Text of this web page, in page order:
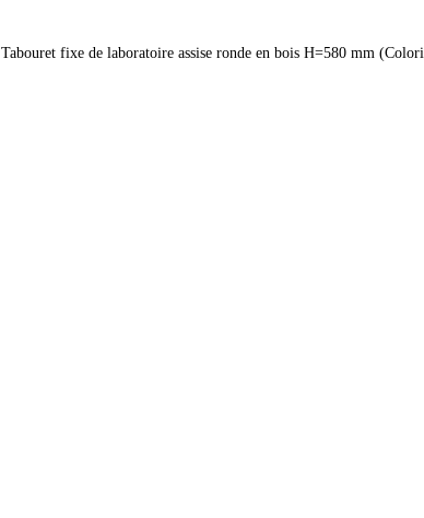
Tabouret fixe de laboratoire assise ronde en bois H=580 mm